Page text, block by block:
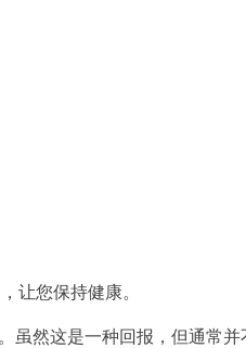
让您保持健康。
然这是一种回报，但通常并